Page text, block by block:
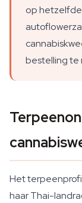
op hetzelfde
bestelling te
Het
haar Thai-